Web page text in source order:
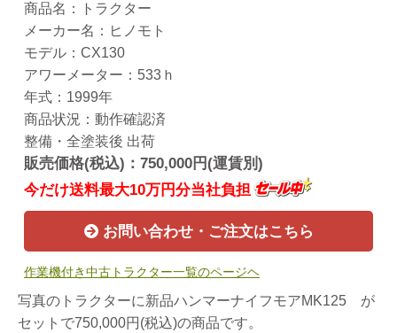
商品名：トラクター
メーカー名：ヒノモト
モデル：CX130
アワーメーター：533ｈ
年式：1999年
商品状況：動作確認済
整備・全塗装後 出荷
販売価格(税込)：750,000円(運賃別)
今だけ送料最大10万円分当社負担
お問い合わせ・ご注文はこちら
作業機付き中古トラクター一覧のページヘ
写真のトラクターに新品ハンマーナイフモアMK125 が
セットで750,000円(税込)の商品です。